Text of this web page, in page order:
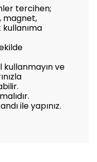
tercihen;
magnet,
kullanmayın ve
ile yapınız.